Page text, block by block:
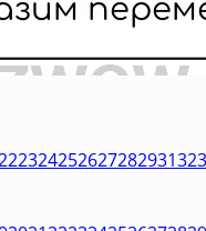
232425262728293132